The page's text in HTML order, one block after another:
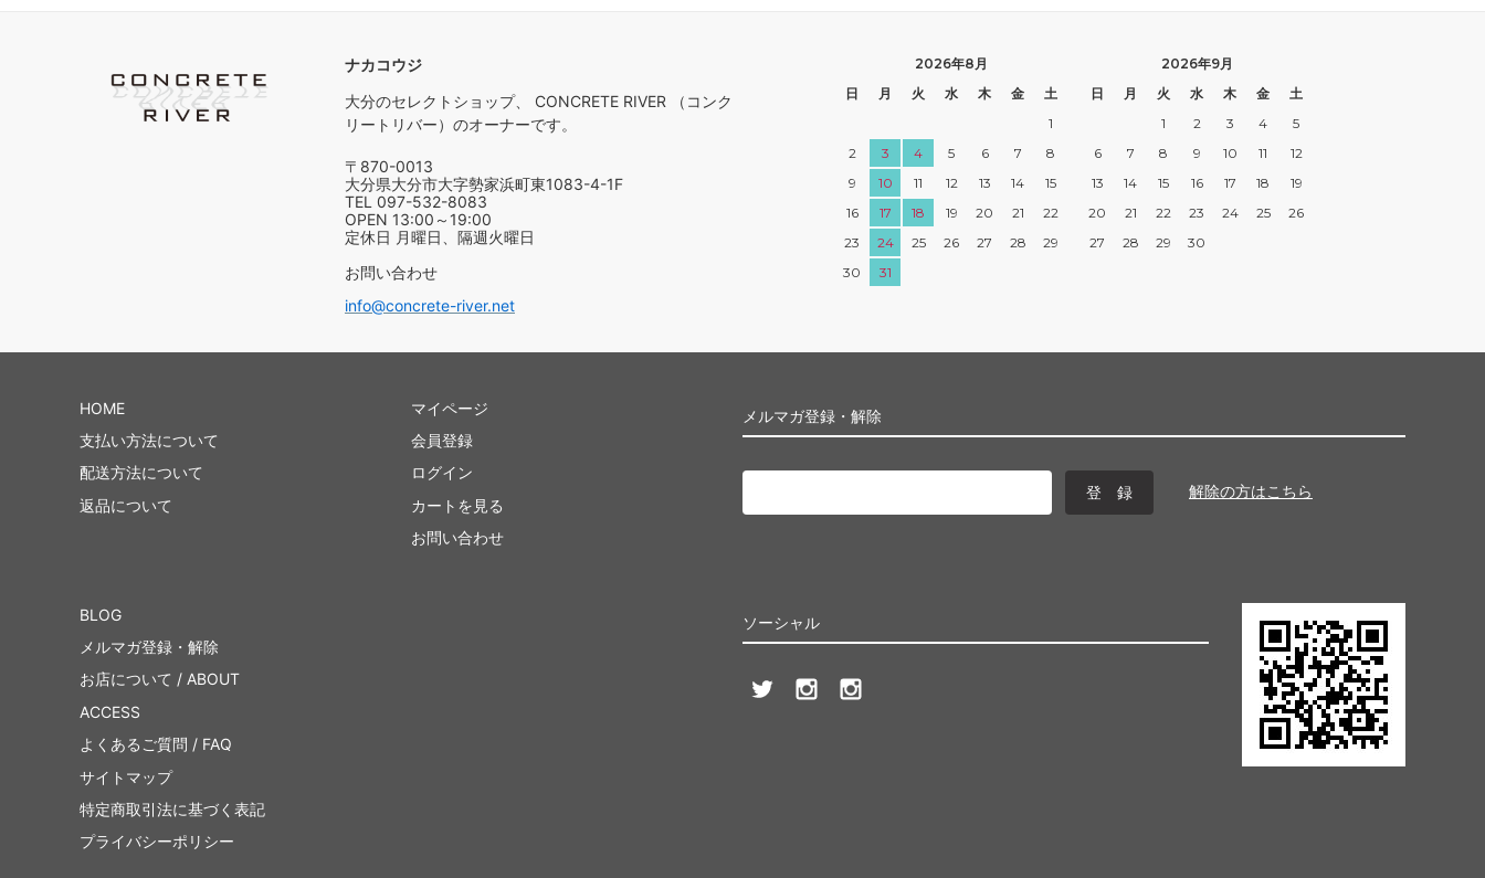
ナカコウジ
大分のセレクトショップ、 CONCRETE RIVER （コンク
リートリバー）のオーナーです。
〒870-0013
大分県大分市大字勢家浜町東1083-4-1F
TEL 097-532-8083
OPEN 13:00～19:00
定休日 月曜日、隔週火曜日
お問い合わせ
info@concrete-river.net
2026年8月
日
月 火 水 木 金
土
1
2
3 4 5 6 7
8
9
10 11 12 13 14
15
16
17 18 19 20 21
22
23
24 25 26 27 28
29
30
31
2026年9月
日
月 火 水 木 金
土
1
2 3 4
5
6
7 8 9 10 11
12
13
14 15 16 17 18
19
20
21 22 23 24 25
26
27
28 29 30
メルマガ登録・解除
解除の方はこちら
HOME
支払い方法について
配送方法について
返品について
マイページ
会員登録
ログイン
カートを見る
お問い合わせ
ソーシャル
BLOG
メルマガ登録・解除
お店について / ABOUT
ACCESS
よくあるご質問 / FAQ
サイトマップ
特定商取引法に基づく表記
プライバシーポリシー